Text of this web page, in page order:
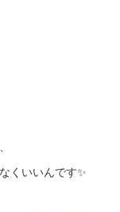
くいいんです✨